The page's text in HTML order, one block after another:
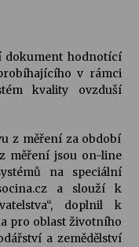
festival Quijotova
dokument hodnotící
v rámci
kvality ovzduší
z měření za období
z měření jsou on-line
na speciální
a slouží k
doplnil k
pro oblast životního
a zemědělství